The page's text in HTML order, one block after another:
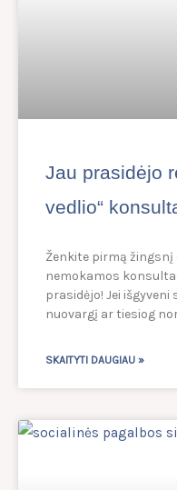
Jau prasidėjo
vedlio“
Ženkite pirmą žingsnį
nemokamos
prasidėjo! Jei
nuovargį ar tiesiog
SKAITYTI DAUGIAU »